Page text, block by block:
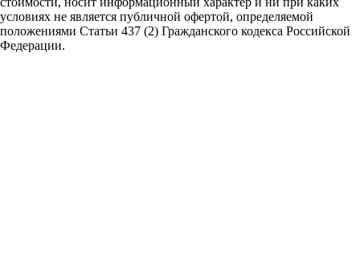
условиях не является публичной офертой, определяемой
положениями Статьи 437 (2) Гражданского кодекса Российской
Федерации.